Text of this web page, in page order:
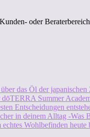
oder
das Öl der japanischen
dōTERRA Summer
Entscheidungen
in deinem Alltag -
Wohlbefinden